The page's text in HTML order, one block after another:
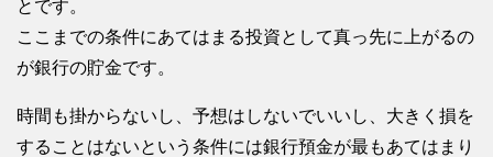
とです。
ここまでの条件にあてはまる投資として真っ先に上がるの
が銀行の貯金です。
時間も掛からないし、予想はしないでいいし、大きく損を
することはないという条件には銀行預金が最もあてはまり